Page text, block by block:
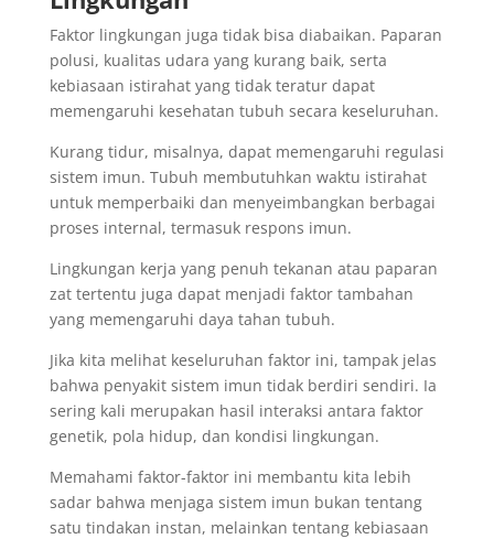
Faktor lingkungan juga tidak bisa diabaikan. Paparan
polusi, kualitas udara yang kurang baik, serta
kebiasaan istirahat yang tidak teratur dapat
memengaruhi kesehatan tubuh secara keseluruhan.
Kurang tidur, misalnya, dapat memengaruhi regulasi
sistem imun. Tubuh membutuhkan waktu istirahat
untuk memperbaiki dan menyeimbangkan berbagai
proses internal, termasuk respons imun.
Lingkungan kerja yang penuh tekanan atau paparan
zat tertentu juga dapat menjadi faktor tambahan
yang memengaruhi daya tahan tubuh.
Jika kita melihat keseluruhan faktor ini, tampak jelas
bahwa penyakit sistem imun tidak berdiri sendiri. Ia
sering kali merupakan hasil interaksi antara faktor
genetik, pola hidup, dan kondisi lingkungan.
Memahami faktor-faktor ini membantu kita lebih
sadar bahwa menjaga sistem imun bukan tentang
satu tindakan instan, melainkan tentang kebiasaan